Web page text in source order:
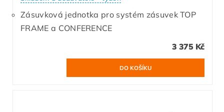
Zásuvková jednotka pro systém zásuvek TOP
FRAME a CONFERENCE
3 375 Kč